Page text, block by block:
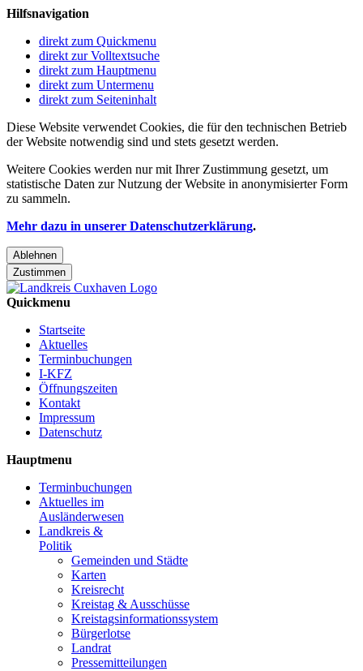
Hilfsnavigation
direkt zum Quickmenu
direkt zur Volltextsuche
direkt zum Hauptmenu
direkt zum Untermenu
direkt zum Seiteninhalt
Diese Website verwendet Cookies, die für den technischen Betrieb
der Website notwendig sind und stets gesetzt werden.
Weitere Cookies werden nur mit Ihrer Zustimmung gesetzt, um
statistische Daten zur Nutzung der Website in anonymisierter Form
zu sammeln.
Mehr dazu in unserer Datenschutzerklärung.
Ablehnen
Zustimmen
Quickmenu
Startseite
Aktuelles
Terminbuchungen
I-KFZ
Öffnungszeiten
Kontakt
Impressum
Datenschutz
Hauptmenu
Terminbuchungen
Aktuelles im
Ausländerwesen
Landkreis &
Politik
Gemeinden und Städte
Karten
Kreisrecht
Kreistag & Ausschüsse
Kreistagsinformationssystem
Bürgerlotse
Landrat
Pressemitteilungen